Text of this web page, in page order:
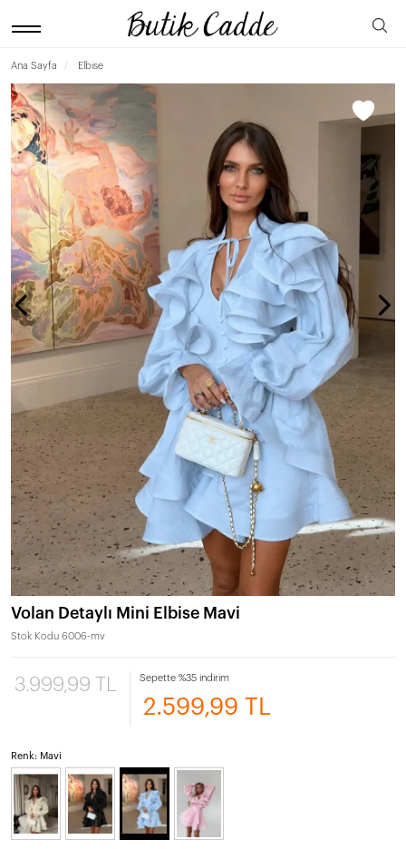
Ana Sayfa Elbise
Volan Detaylı Mini Elbise Mavi
Stok Kodu 6006-mv
3.999,99 TL Sepette %35 indirim
2.599,99 TL
Renk: Mavi